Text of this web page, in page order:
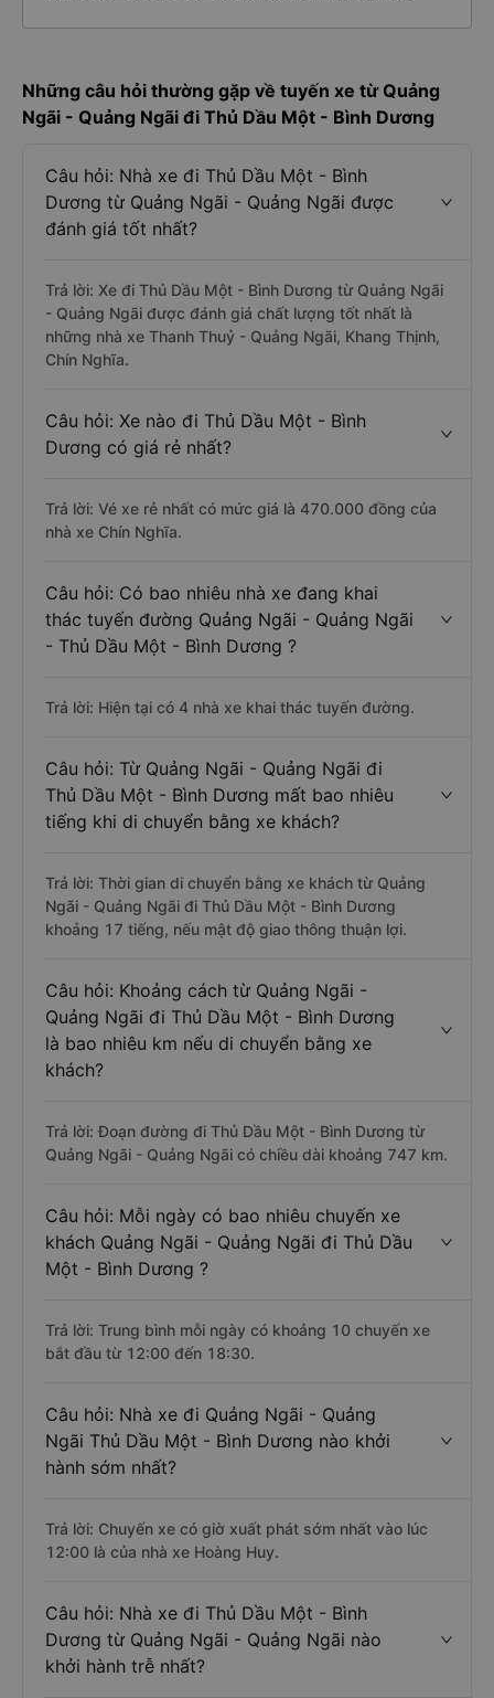
Những câu hỏi thường gặp về tuyến xe từ Quảng
Ngãi - Quảng Ngãi đi Thủ Dầu Một - Bình Dương
Câu hỏi: Nhà xe đi Thủ Dầu Một - Bình
Dương từ Quảng Ngãi - Quảng Ngãi được
đánh giá tốt nhất?
Trả lời: Xe đi Thủ Dầu Một - Bình Dương từ Quảng Ngãi
- Quảng Ngãi được đánh giá chất lượng tốt nhất là
những nhà xe Thanh Thuỷ - Quảng Ngãi, Khang Thịnh,
Chín Nghĩa.
Câu hỏi: Xe nào đi Thủ Dầu Một - Bình
Dương có giá rẻ nhất?
Trả lời: Vé xe rẻ nhất có mức giá là 470.000 đồng của
nhà xe Chín Nghĩa.
Câu hỏi: Có bao nhiêu nhà xe đang khai
thác tuyến đường Quảng Ngãi - Quảng Ngãi
- Thủ Dầu Một - Bình Dương ?
Trả lời: Hiện tại có 4 nhà xe khai thác tuyến đường.
Câu hỏi: Từ Quảng Ngãi - Quảng Ngãi đi
Thủ Dầu Một - Bình Dương mất bao nhiêu
tiếng khi di chuyển bằng xe khách?
Trả lời: Thời gian di chuyển bằng xe khách từ Quảng
Ngãi - Quảng Ngãi đi Thủ Dầu Một - Bình Dương
khoảng 17 tiếng, nếu mật độ giao thông thuận lợi.
Câu hỏi: Khoảng cách từ Quảng Ngãi -
Quảng Ngãi đi Thủ Dầu Một - Bình Dương
là bao nhiêu km nếu di chuyển bằng xe
khách?
Trả lời: Đoạn đường đi Thủ Dầu Một - Bình Dương từ
Quảng Ngãi - Quảng Ngãi có chiều dài khoảng 747 km.
Câu hỏi: Mỗi ngày có bao nhiêu chuyến xe
khách Quảng Ngãi - Quảng Ngãi đi Thủ Dầu
Một - Bình Dương ?
Trả lời: Trung bình mỗi ngày có khoảng 10 chuyến xe
bắt đầu từ 12:00 đến 18:30.
Câu hỏi: Nhà xe đi Quảng Ngãi - Quảng
Ngãi Thủ Dầu Một - Bình Dương nào khởi
hành sớm nhất?
Trả lời: Chuyến xe có giờ xuất phát sớm nhất vào lúc
12:00 là của nhà xe Hoàng Huy.
Câu hỏi: Nhà xe đi Thủ Dầu Một - Bình
Dương từ Quảng Ngãi - Quảng Ngãi nào
khởi hành trễ nhất?